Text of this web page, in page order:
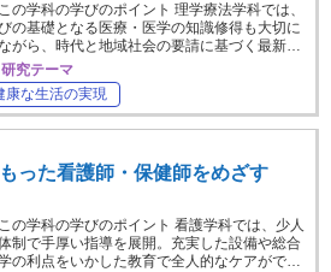
の学科の学びのポイント 理学療法学科では、
の基礎となる医療・医学の知識修得も大切に
がら、時代と地域社会の要請に基づく最新…
研究テーマ
康な生活の実現
った看護師・保健師をめざす
の学科の学びのポイント 看護学科では、少人
制で手厚い指導を展開。充実した設備や総合
の利点をいかした教育で全人的なケアがで…